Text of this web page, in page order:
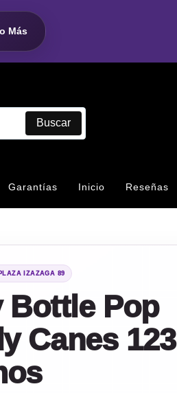
Más
Buscar
Garantías Inicio Reseñas
IZAZAGA 89
Bottle Pop
Canes 123